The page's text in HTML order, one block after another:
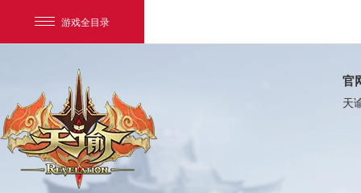
游戏全目录
官
天